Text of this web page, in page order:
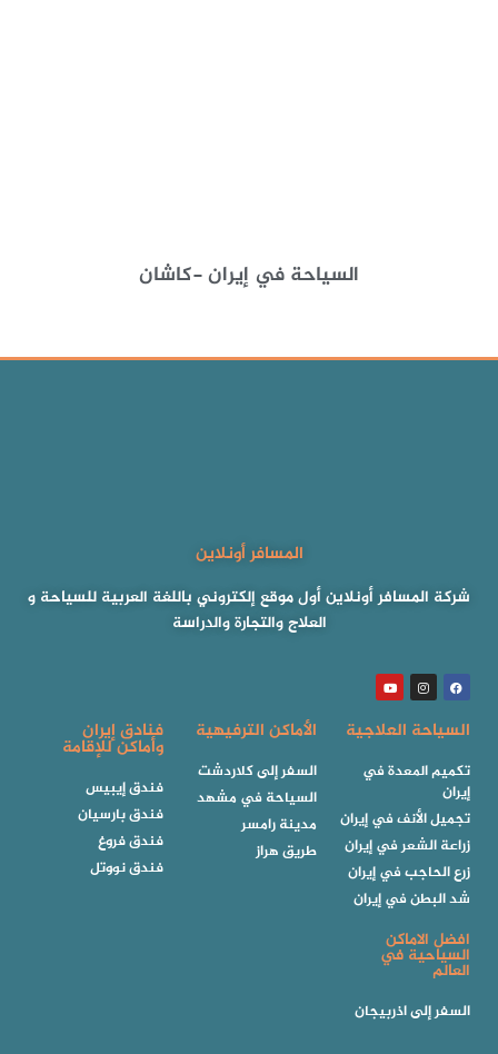
السياحة في إيران -كاشان
المسافر أونلاين
شركة المسافر أونلاين أول موقع إلكتروني باللغة العربية للسياحة و
العلاج والتجارة والدراسة
السياحة العلاجية
تكميم المعدة في
إيران
تجميل الأنف في إيران
زراعة الشعر في إيران
زرع الحاجب في إيران
شد البطن في إيران
الأماكن الترفيهية
السفر إلى كلاردشت
السياحة في مشهد
مدينة رامسر
طريق هراز
فنادق إيران
وأماكن للإقامة
فندق إيبيس
فندق بارسيان
فندق فروغ
فندق نووتل
افضل الاماكن
السياحية في
العالم
السفر إلى اذربيجان